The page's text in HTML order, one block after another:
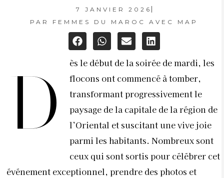
7 JANVIER 2026
PAR
FEMMES DU MAROC AVEC MAP
D
ès le début de la soirée de mardi, les
flocons ont commencé à tomber,
transformant progressivement le
paysage de la capitale de la région de
l’Oriental et suscitant une vive joie
parmi les habitants. Nombreux sont
ceux qui sont sortis pour célébrer cet
événement exceptionnel, prendre des photos et